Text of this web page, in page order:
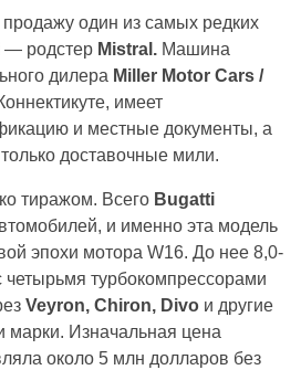
один из самых редких
— родстер Mistral. Машина
дилера Miller Motor Cars /
имеет
и местные документы, а
доставочные мили.
тиражом. Всего Bugatti
и именно эта модель
эпохи мотора W16. До нее 8,0-
четырьмя турбокомпрессорами
Veyron, Chiron, Divo и другие
марки. Изначальная цена
около 5 млн долларов без